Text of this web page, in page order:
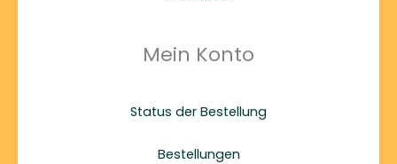
Mein Konto
Status der Bestellung
Bestellungen